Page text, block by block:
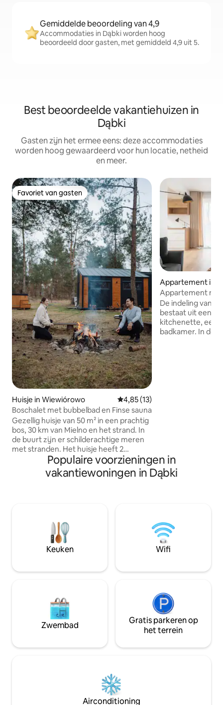
Gemiddelde beoordeling van 4,9
Accommodaties in Dąbki worden hoog
beoordeeld door gasten, met gemiddeld 4,9 uit 5.
Best beoordeelde vakantiehuizen in
Dąbki
Gasten zijn het ermee eens: deze accommodaties
worden hoog gewaardeerd voor hun locatie, netheid
en meer.
Favoriet van gasten
Favoriet van gasten
Huisje in Wiewiórowo Gemiddelde beoordeling van
4,85 (13)
Boschalet met bubbelbad en Finse sauna
Gezellig huisje van 50 m² in een prachtig
bos, 30 km van Mielno en het strand. In
de buurt zijn er schilderachtige meren
met stranden. Het huisje heeft 2
slaapkamers, een woonkamer met een
bank en een tv, een badkamer en een
keuken met een koffiezetapparaat.
er ook een Finse buitensauna
beschikbaar (extra kosten en
voorafgaande reservering vereist).
Huisdiervriendelijke accommodatie –
Appartement in
Appartement
De indeling van
bestaat uit een
kitchenette, een
badkamer. In de
Populaire voorzieningen in
vakantiewoningen in Dąbki
Keuken Wifi
Zwembad
Gratis parkeren op
het terrein
Airconditioning